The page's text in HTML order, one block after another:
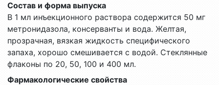
Состав и форма выпуска
В 1 мл инъекционного раствора содержится 50 мг
метронидазола, консерванты и вода. Желтая,
прозрачная, вязкая жидкость специфического
запаха, хорошо смешивается с водой. Стеклянные
флаконы по 20, 50, 100 и 400 мл.
Фармакологические свойства